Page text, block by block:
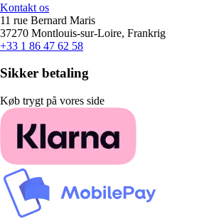
Kontakt os
11 rue Bernard Maris
37270 Montlouis-sur-Loire, Frankrig
+33 1 86 47 62 58
Sikker betaling
Køb trygt på vores side